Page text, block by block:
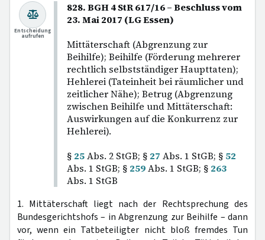
828. BGH 4 StR 617/16 – Beschluss vom
23. Mai 2017 (LG Essen)
Mittäterschaft (Abgrenzung zur
Beihilfe); Beihilfe (Förderung mehrerer
rechtlich selbstständiger Haupttaten);
Hehlerei (Tateinheit bei räumlicher und
zeitlicher Nähe); Betrug (Abgrenzung
zwischen Beihilfe und Mittäterschaft:
Auswirkungen auf die Konkurrenz zur
Hehlerei).
§ 25Abs. 2 StGB; § 27 Abs. 1 StGB; § 52
Abs. 1 StGB; § 259Abs. 1 StGB; § 263
Abs. 1 StGB
Entscheidung
aufrufen
1. Mittäterschaft liegt nach der Rechtsprechung des
Bundesgerichtshofs – in Abgrenzung zur Beihilfe – dann
vor, wenn ein Tatbeteiligter nicht bloß fremdes Tun